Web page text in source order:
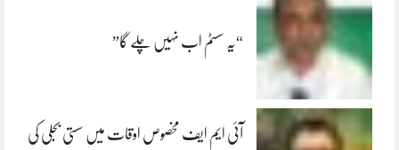
“یہ سسٹم اب نہیں چلے گا”
آئی ایم ایف مخصوص اوقات میں سستی بجلی کی